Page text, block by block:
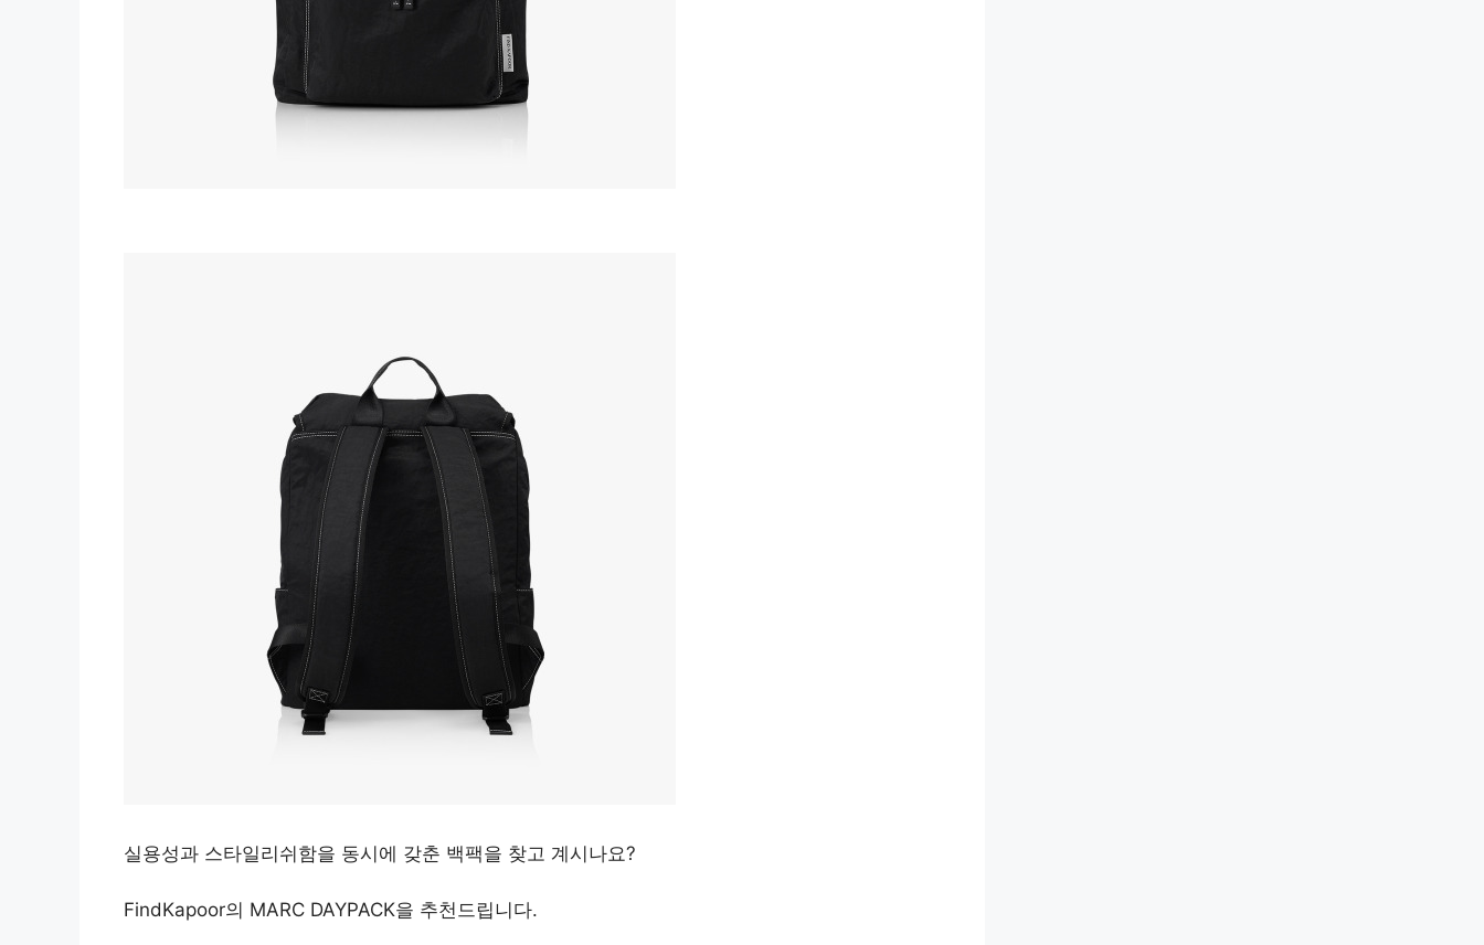
실용성과 스타일리쉬함을 동시에 갖춘 백팩을 찾고 계시나요?
FindKapoor의 MARC DAYPACK을 추천드립니다.